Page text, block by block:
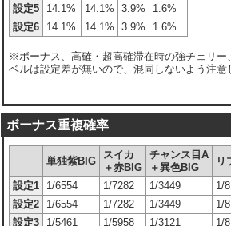
設定5
14.1% 14.1% 3.9%
1.6%
設定6
14.1% 14.1% 3.9% 1.6%
※ボーナス、高確・超高確滞在時の強チェリー
ベルは設定差が無いので、混同しないよう注意
ボーナス重複確率
単独紫BIG
スイカ
＋赤BIG
チャンス目A
＋異色BIG
リ
設定1 1/6554 1/7282 1/3449
1/
設定2
1/6554 1/7282 1/3449
1/
設定3
1/5461 1/5958 1/3121 1/